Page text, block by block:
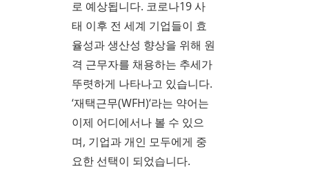
로 예상됩니다. 코로나19 사
태 이후 전 세계 기업들이 효
율성과 생산성 향상을 위해 원
격 근무자를 채용하는 추세가
뚜렷하게 나타나고 있습니다.
‘재택근무(WFH)‘라는 약어는
이제 어디에서나 볼 수 있으
며, 기업과 개인 모두에게 중
요한 선택이 되었습니다.